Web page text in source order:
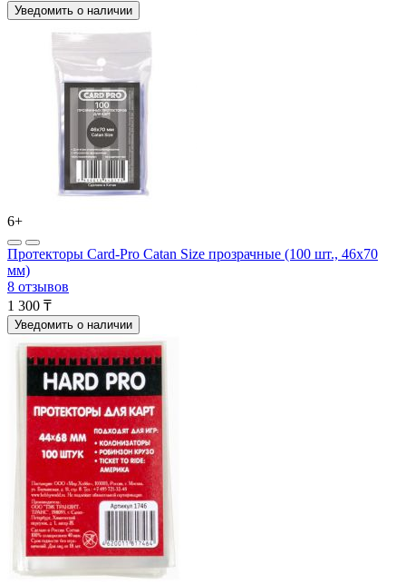
Уведомить о наличии
6+
Протекторы Card-Pro Catan Size прозрачные (100 шт., 46x70
мм)
8 отзывов
1 300 ₸
Уведомить о наличии